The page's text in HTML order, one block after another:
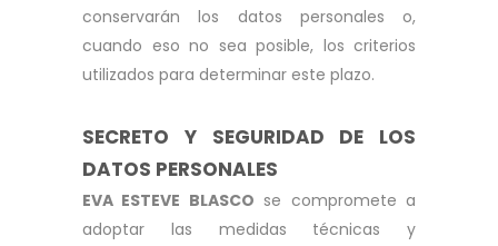
conservarán los datos personales o,
cuando eso no sea posible, los criterios
utilizados para determinar este plazo.
SECRETO Y SEGURIDAD DE LOS
DATOS PERSONALES
EVA ESTEVE BLASCO se compromete a
adoptar las medidas técnicas y